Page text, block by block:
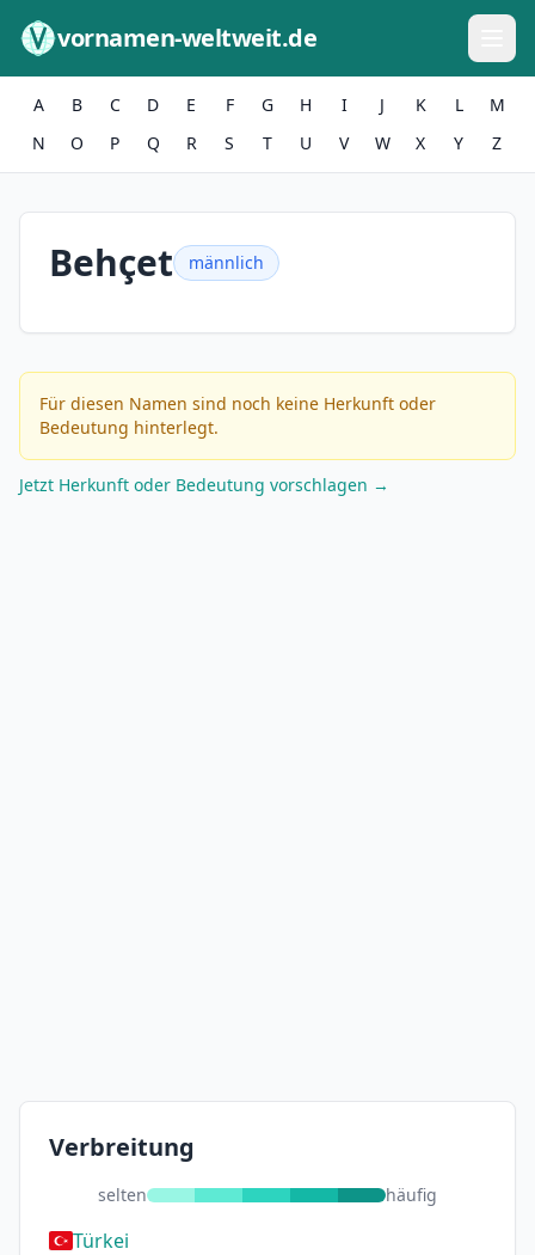
vornamen-weltweit.de
A B C D E F G H I J K L
M
N
O P Q R S T U V W X Y Z
Behçet männlich
Für diesen Namen sind noch keine Herkunft oder
Bedeutung hinterlegt.
Jetzt Herkunft oder Bedeutung vorschlagen →
Verbreitung
selten häufig
Türkei